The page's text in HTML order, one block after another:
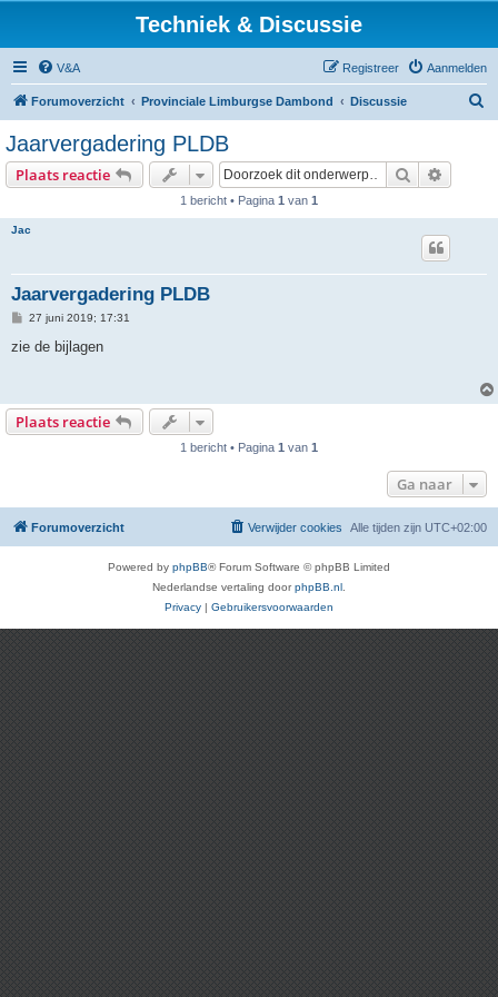
Techniek & Discussie
V&A Aanmelden
Registreer
Forumoverzicht Provinciale Limburgse Dambond Discussie
Jaarvergadering PLDB
Plaats reactie Zoek
1 bericht • Pagina 1 van 1
Jac
Jaarvergadering PLDB
B
r
27 juni 2019; 17:31
zie de bijlagen
Plaats reactie
1 bericht • Pagina 1 van 1
Ga naar
Forumoverzicht Alle tijden zijn UTC+02:00
Verwijder cookies
Powered by phpBB® Forum Software © phpBB Limited
Nederlandse vertaling doorphpBB.nl
Privacy | Gebruikersvoorwaarden